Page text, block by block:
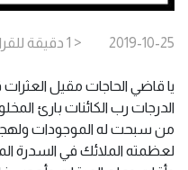
2019-10-25
< 1 دقيقة
يا قاضي الحاجات مقيل
الدرجات رب الكائنات بارئ
من سبحت له الموجودات
لعظمته الملائك في السدرة